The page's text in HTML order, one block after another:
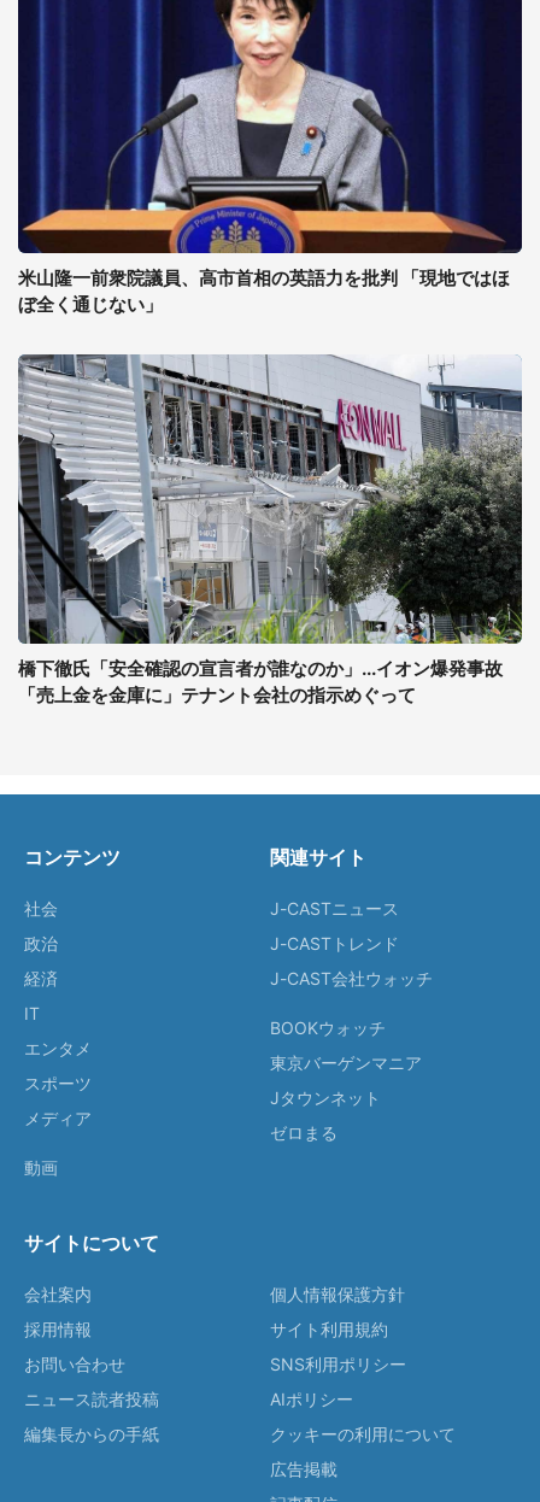
米山隆一前衆院議員、高市首相の英語力を批判 「現地ではほ
ぼ全く通じない」
橋下徹氏「安全確認の宣言者が誰なのか」...イオン爆発事故
「売上金を金庫に」テナント会社の指示めぐって
コンテンツ
社会
政治
経済
IT
エンタメ
スポーツ
メディア
動画
関連サイト
J-CASTニュース
J-CASTトレンド
J-CAST会社ウォッチ
BOOKウォッチ
東京バーゲンマニア
Jタウンネット
ゼロまる
サイトについて
会社案内
採用情報
お問い合わせ
ニュース読者投稿
編集長からの手紙
個人情報保護方針
サイト利用規約
SNS利用ポリシー
AIポリシー
クッキーの利用について
広告掲載